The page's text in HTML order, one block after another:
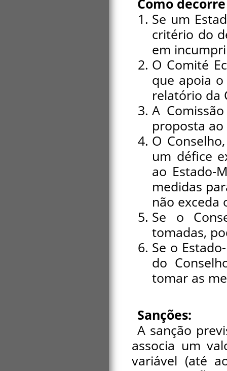
Como
Se um
critério do
em
O Comité
que apoia o
relatório da
A
proposta
O
um défice
ao Estado-
medidas
não exceda
Se o
tomadas,
Se o
do
tomar as
Sanções:
A sanção
associa um
variável (até